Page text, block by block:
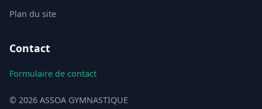
Plan du site
Contact
Formulaire de contact
© 2026 ASSOA GYMNASTIQUE